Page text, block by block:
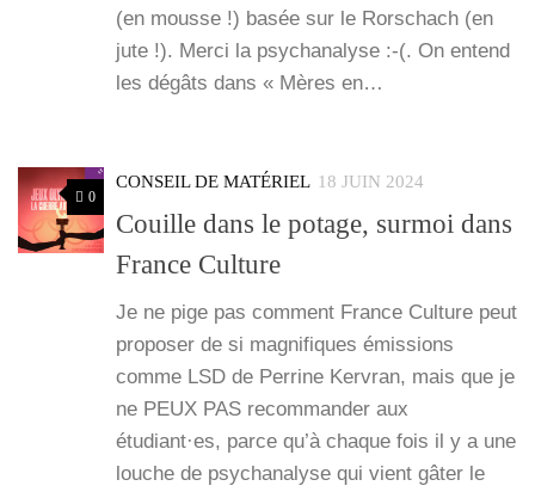
(en mousse !) basée sur le Ror­schach (en
jute !). Mer­ci la psy­cha­na­lyse :-(. On entend
les dégâts dans « Mères en…
0
CONSEIL DE MATÉRIEL 18 JUIN 2024
Couille dans le potage, surmoi dans
France Culture
Je ne pige pas com­ment France Culture peut
pro­po­ser de si magni­fiques émis­sions
comme LSD de Per­rine Ker­vran, mais que je
ne PEUX PAS recom­man­der aux
étudiant·es, parce qu’à chaque fois il y a une
louche de psy­cha­na­lyse qui vient gâter le